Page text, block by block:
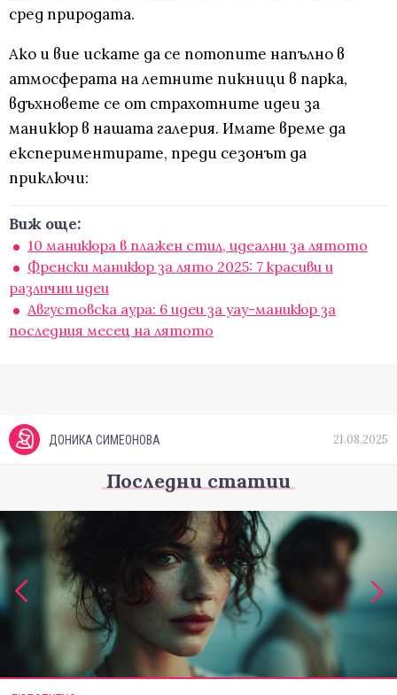
сред природата.
Ако и вие искате да се потопите напълно в
атмосферата на летните пикници в парка,
вдъхновете се от страхотните идеи за
маникюр в нашата галерия. Имате време да
експериментирате, преди сезонът да
приключи:
Виж още:
10 маникюра в плажен стил, идеални за лятото
Френски маникюр за лято 2025: 7 красиви и
различни идеи
Августовска аура: 6 идеи за уау-маникюр за
последния месец на лятото
ДОНИКА СИМЕОНОВА 21.08.2025
Последни статии